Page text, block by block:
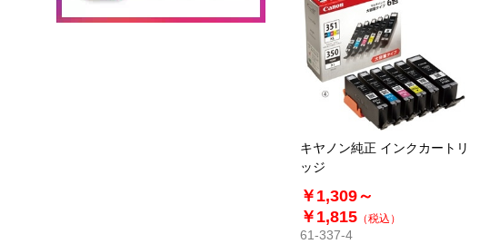
キヤノン純正 インクカートリ
ッジ
￥1,309～
￥1,815 （税込）
61-337-4